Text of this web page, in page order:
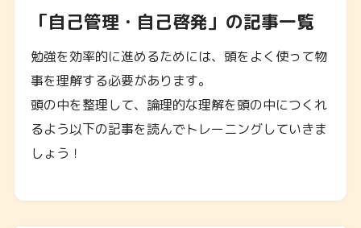
「自己管理・自己啓発」の記事一覧
勉強を効率的に進めるためには、頭をよく使って物
事を理解する必要があります。
頭の中を整理して、論理的な理解を頭の中につくれ
るよう以下の記事を読んでトレーニングしていきま
しょう！